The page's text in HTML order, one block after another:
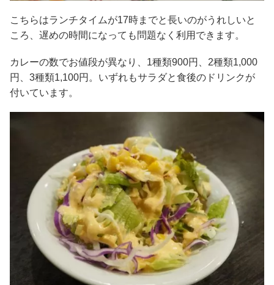
こちらはランチタイムが17時までと長いのがうれしいと
ころ、遅めの時間になっても問題なく利用できます。
カレーの数でお値段が異なり、1種類900円、2種類1,000
円、3種類1,100円。いずれもサラダと食後のドリンクが
付いています。